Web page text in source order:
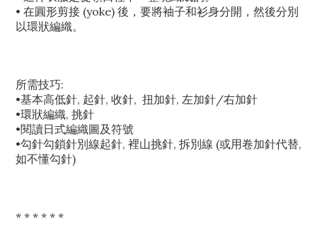
• 在圓形剪接 (yoke) 後，要將袖子和衫身分開，然後分別
以環狀編織。
所需技巧:
•基本高低針, 起針, 收針, 扭加針, 左加針/右加針
•環狀編織, 挑針
•閱讀日式編織圖及符號
•勾針勾鎖針別線起針, 裡山挑針, 拆別線 (或用卷加針代替,
如不懂勾針)
* * * * * *